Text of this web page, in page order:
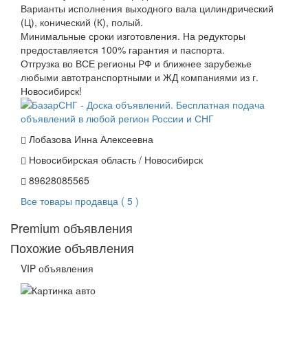
Варианты исполнения выходного вала цилиндрический
(Ц), конический (К), полый.
Минимальные сроки изготовления. На редукторы
предоставляется 100% гарантия и паспорта.
Отгрузка во ВСЕ регионы РФ и ближнее зарубежье
любыми автотранспортными и ЖД компаниями из г.
Новосибирск!
Лобазова Инна Алексеевна
Новосибирская область / Новосибирск
89628085565
Все товары продавца ( 5 )
Premium объявления
Похожие объявления
VIP объявления